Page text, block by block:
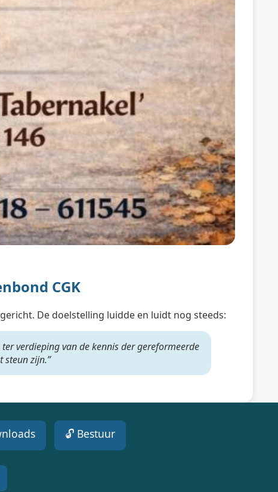
CGK
De doelstelling luidde en luidt nog steeds:
verdieping van de kennis der gereformeerde
steun zijn.”
🔓 Bestuur